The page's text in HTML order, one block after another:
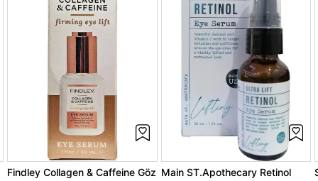
Findley Collagen & Caffeine Göz Main ST.Apothecary Retinol